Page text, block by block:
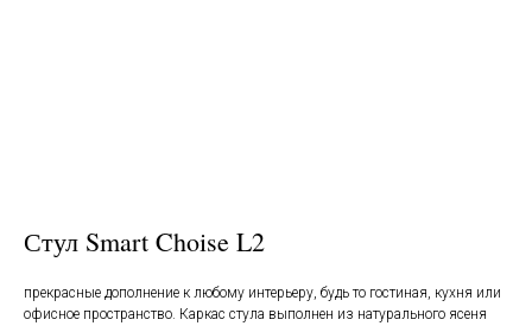
Стул Smart Choise L2
прекрасные дополнение к любому интерьеру, будь то гостиная, кухня или
офисное пространство. Каркас стула выполнен из натурального ясеня